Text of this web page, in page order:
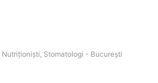
Nutriționiști, Stomatologi - Bucureşti